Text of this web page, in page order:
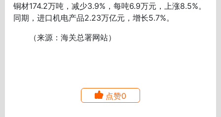
铜材174.2万吨，减少3.9%，每吨6.9万元，上涨8.5%。
同期，进口机电产品2.23万亿元，增长5.7%。
（来源：海关总署网站）
点赞0